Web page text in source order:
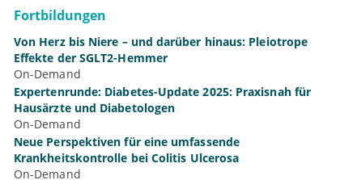
Fortbildungen
Von Herz bis Niere – und darüber hinaus: Pleiotrope
Effekte der SGLT2-Hemmer
On-Demand
Expertenrunde: Diabetes-Update 2025: Praxisnah für
Hausärzte und Diabetologen
On-Demand
Neue Perspektiven für eine umfassende
Krankheitskontrolle bei Colitis Ulcerosa
On-Demand